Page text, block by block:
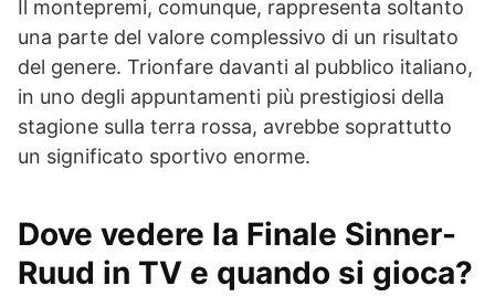
Il montepremi, comunque, rappresenta soltanto
una parte del valore complessivo di un risultato
del genere. Trionfare davanti al pubblico italiano,
in uno degli appuntamenti più prestigiosi della
stagione sulla terra rossa, avrebbe soprattutto
un significato sportivo enorme.
Dove vedere la Finale Sinner-
Ruud in TV e quando si gioca?